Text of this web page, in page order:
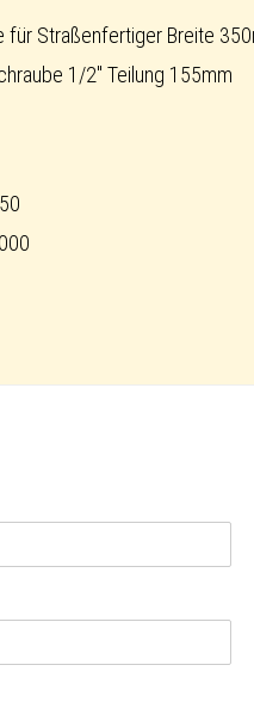
für Straßenfertiger Breite
1/2" Teilung 155mm